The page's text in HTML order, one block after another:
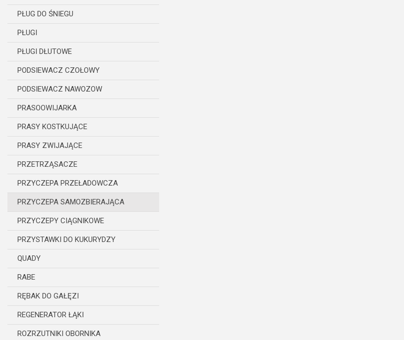
PŁUG DO ŚNIEGU
PŁUGI
PŁUGI DŁUTOWE
PODSIEWACZ CZOŁOWY
PODSIEWACZ NAWOZOW
PRASOOWIJARKA
PRASY KOSTKUJĄCE
PRASY ZWIJAJĄCE
PRZETRZĄSACZE
PRZYCZEPA PRZEŁADOWCZA
PRZYCZEPA SAMOZBIERAJĄCA
PRZYCZEPY CIĄGNIKOWE
PRZYSTAWKI DO KUKURYDZY
QUADY
RABE
RĘBAK DO GAŁĘZI
REGENERATOR ŁĄKI
ROZRZUTNIKI OBORNIKA